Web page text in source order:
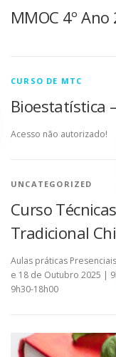
MMOC 4º Ano
CURSO DE MTC
Bioestatística
Acesso não autorizado!
UNCATEGORIZED
Curso
Tradicional
Aulas práticas
e 18 de Outubro 2025 |
9h30-18h00